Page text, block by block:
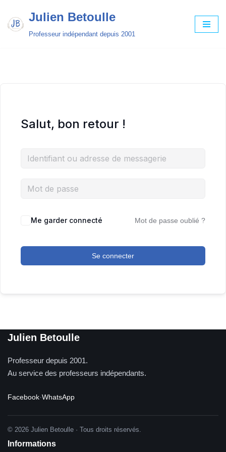
Aller
Julien Betoulle
Professeur indépendant depuis 2001
Salut, bon retour !
Me garder connecté Mot de passe oublié ?
Se connecter
Julien Betoulle
Professeur depuis 2001.
Au service des professeurs indépendants.
Facebook·WhatsApp
© 2026 Julien Betoulle · Tous droits réservés.
Informations